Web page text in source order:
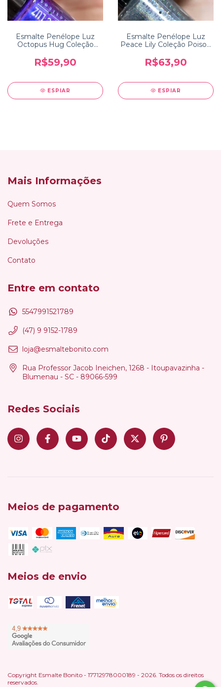
Esmalte Penélope Luz
Octopus Hug Coleção
R$59,90
ESPIAR
Esmalte Penélope Luz
Peace Lily Coleção Poison
R$63,90
ESPIAR
Mais Informações
Quem Somos
Frete e Entrega
Devoluções
Contato
Entre em contato
5547991521789
(47) 9 9152-1789
loja@esmaltebonito.com
Rua Professor Jacob Ineichen, 1268 - Itoupavazinha -
Blumenau - SC - 89066-599
Redes Sociais
Meios de pagamento
Meios de envio
Copyright Esmalte Bonito - 17712978000189 - 2026. Todos os direitos
reservados.